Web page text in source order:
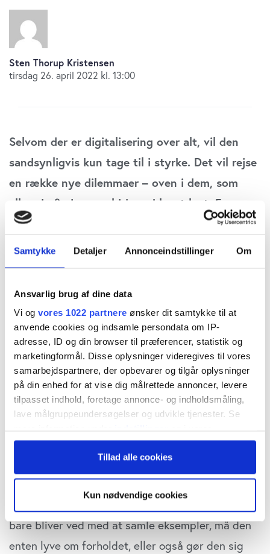
Samtykke Detaljer Annonceindstillinger Om
Ansvarlig brug af dine data
Vi og vores 1022 partnere ønsker dit samtykke til at
anvende cookies og indsamle persondata om IP-
adresse, ID og din browser til præferencer, statistik og
marketingformål. Disse oplysninger videregives til vores
samarbejdspartnere, der opbevarer og tilgår oplysninger
på din enhed for at vise dig målrettede annoncer, levere
tilpasset indhold, foretage annonce- og indholdsmåling,
lave målgruppeundersøgelser og udvikle tjenester. Se
persondatapolitik. Du kan altid trække dit samtykke
tilbage eller ændre indstillinger fra vores
"Cookiedeklaration", eller ved at trykke på "Privacy
Hvis du tillader det, vil vi også gerne:
Indsamle præcise oplysninger om din placering,
der kan være nøjagtig inden for få meter
Tillad alle cookies
Kun nødvendige cookies
Sten Thorup Kristensen
tirsdag 26. april 2022 kl. 13:00
Selvom der er digitalisering over alt, vil den
sandsynligvis kun tage til i styrke. Det vil rejse
en række nye dilemmaer – oven i dem, som
allerede findes og aldrig er blevet løst. En
debatbog giver en lang række eksempler fra
den offentlige sektor, men de vil i vidt omfang
gå igen i f.eks. banker. Det står klart, at
situationen grundigt.
Dagligt møder man spørgsmålet om, hvorvidt det
er ok, at den institution, man har ringet til,
optager telefonsamtalen for at bruge den til
undervisning af medarbejderne. Hvis vi som
samfund havde et modent forhold til digital
teknologi, ville vi praktisk talt aldrig høre
spørgsmålet. Der kan højest være brug for 10
eller 20 eksempler på kunder i
undervisningsmaterialet, så når virksomheden
bare bliver ved med at samle eksempler, må den
enten lyve om forholdet, eller også gør den sig